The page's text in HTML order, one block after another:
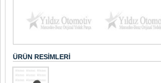
ÜRÜN RESIMLERI